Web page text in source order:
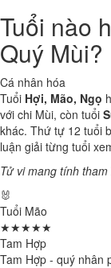
Tuổi nào
Quý Mùi?
Cá nhân hóa
Tuổi Hợi, Mão, Ngọ
với chi Mùi, còn tuổi
khác. Thứ tự 12 tuổi
luận giải từng tuổi
Tử vi mang tính
🐰
Tuổi Mão
★★★★★
Tam Hợp
Tam Hợp - quý nhân